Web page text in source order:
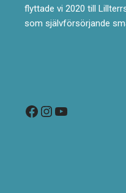
flyttade vi 2020 till
som självförsörjande